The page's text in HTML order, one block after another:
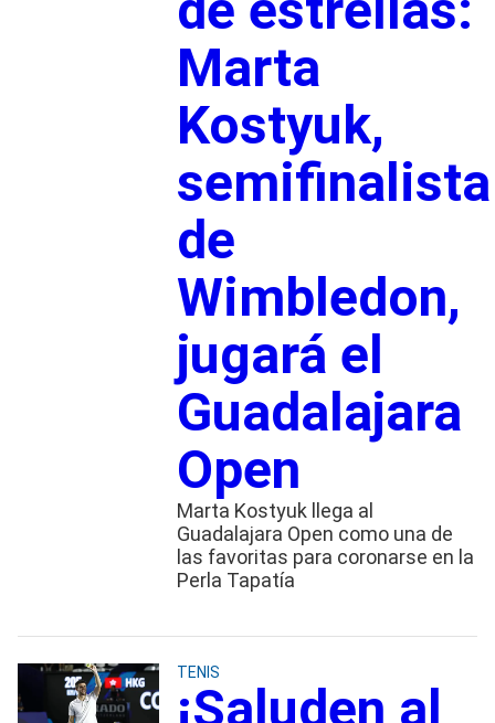
Marta
Kostyuk,
semifinalista
de
Wimbledon,
jugará el
Guadalajara
Open
Marta Kostyuk llega al
Guadalajara Open como una de
las favoritas para coronarse en la
Perla Tapatía
TENIS
¡Saluden al